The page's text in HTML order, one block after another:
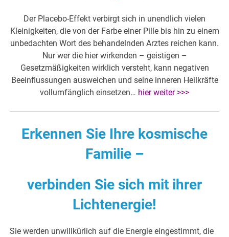
Der Placebo-Effekt verbirgt sich in unendlich vielen
Kleinigkeiten, die von der Farbe einer Pille bis hin zu einem
unbedachten Wort des behandelnden Arztes reichen kann.
Nur wer die hier wirkenden – geistigen –
Gesetzmäßigkeiten wirklich versteht, kann negativen
Beeinflussungen ausweichen und seine inneren Heilkräfte
vollumfänglich einsetzen… hier weiter >>>
Erkennen Sie Ihre kosmische
Familie –
verbinden Sie sich mit ihrer
Lichtenergie!
Sie werden unwillkürlich auf die Energie eingestimmt, die